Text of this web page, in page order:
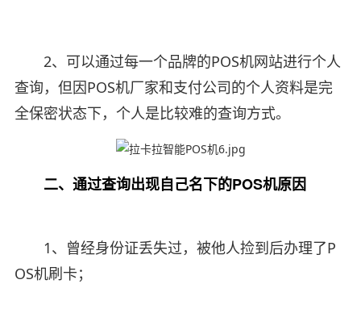
2、可以通过每一个品牌的POS机网站进行个人
查询，但因POS机厂家和支付公司的个人资料是完
全保密状态下，个人是比较难的查询方式。
二、通过查询出现自己名下的POS机原因
1、曾经身份证丢失过，被他人捡到后办理了P
OS机刷卡；